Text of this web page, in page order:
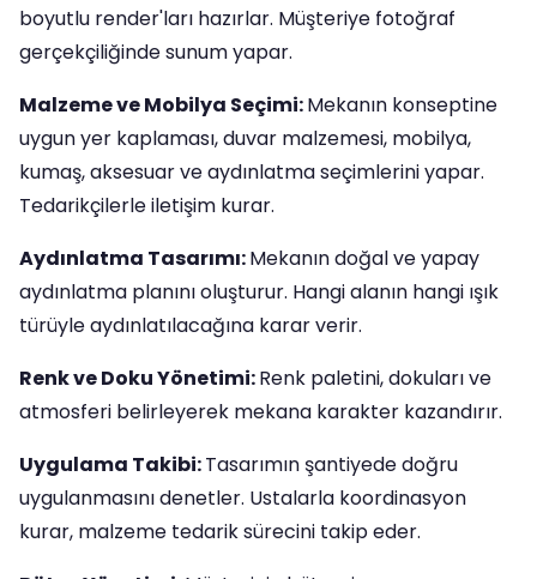
boyutlu render'ları hazırlar. Müşteriye fotoğraf
gerçekçiliğinde sunum yapar.
Malzeme ve Mobilya Seçimi:Mekanın konseptine
uygun yer kaplaması, duvar malzemesi, mobilya,
kumaş, aksesuar ve aydınlatma seçimlerini yapar.
Tedarikçilerle iletişim kurar.
Aydınlatma Tasarımı:Mekanın doğal ve yapay
aydınlatma planını oluşturur. Hangi alanın hangi ışık
türüyle aydınlatılacağına karar verir.
Renk ve Doku Yönetimi:Renk paletini, dokuları ve
atmosferi belirleyerek mekana karakter kazandırır.
Uygulama Takibi:Tasarımın şantiyede doğru
uygulanmasını denetler. Ustalarla koordinasyon
kurar, malzeme tedarik sürecini takip eder.